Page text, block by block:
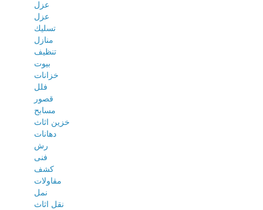
عزل
عزل
تسليك
منازل
تنظيف
بيوت
خزانات
فلل
قصور
مسابح
خزين اثاث
دهانات
رش
فنى
كشف
مقاولات
نمل
نقل اثاث